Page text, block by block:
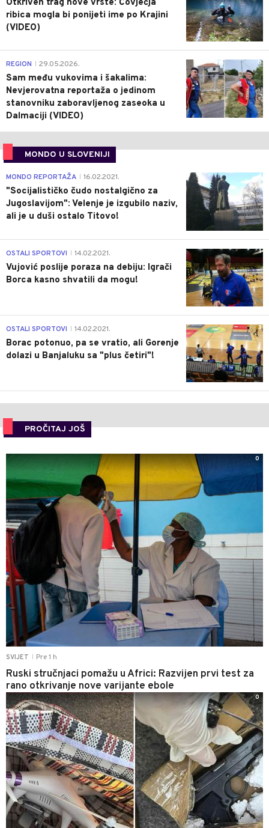
Otkriven trag nove vrste: Čovječja
ribica mogla bi ponijeti ime po Krajini
(VIDEO)
0
REGION 29.05.2026.
Sam među vukovima i šakalima:
Nevjerovatna reportaža o jedinom
stanovniku zaboravljenog zaseoka u
Dalmaciji (VIDEO)
MONDO U SLOVENIJI
4
MONDO REPORTAŽA 16.02.2021.
"Socijalističko čudo nostalgično za
Jugoslavijom": Velenje je izgubilo naziv,
ali je u duši ostalo Titovo!
1
OSTALI SPORTOVI 14.02.2021.
Vujović poslije poraza na debiju: Igrači
Borca kasno shvatili da mogu!
3
OSTALI SPORTOVI 14.02.2021.
Borac potonuo, pa se vratio, ali Gorenje
dolazi u Banjaluku sa "plus četiri"!
PROČITAJ JOŠ
SVIJET Pre 1 h
Ruski stručnjaci pomažu u Africi: Razvijen prvi test za
rano otkrivanje nove varijante ebole
0
0